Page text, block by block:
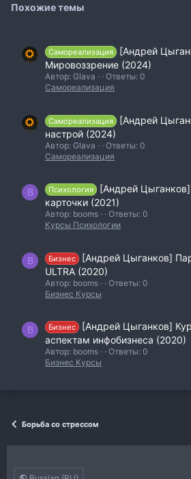
Похожие темы
Самореализация
[Андрей
Мировоззрение (2024)
Автор: Glava
Ответы: 0
Самореализация
Самореализация
[Андрей
настрой (2024)
Автор: Glava
Ответы: 0
Самореализация
B Психология
[Андрей
карточки (2021)
Автор: booms
Ответы: 0
Курсы Психологии
B Бизнес
[Андрей Цыганков]
ULTRA (2020)
Автор: booms
Ответы: 0
Бизнес Курсы
B Бизнес
[Андрей Цыганков]
аспектам инфобизнеса (2020)
Автор: booms
Ответы: 0
Бизнес Курсы
Борьба со стрессом